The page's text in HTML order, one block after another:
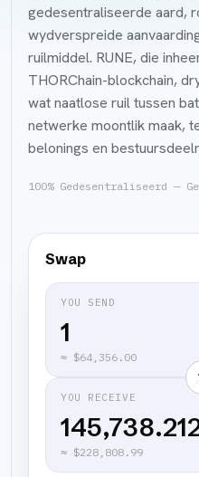
gedesentraliseerde aard,
wydverspreide
ruilmiddel. RUNE, die
THORChain-blockchain,
wat naatlose ruil tussen
netwerke moontlik maak,
belonings en
100% Gedesentraliseerd —
Swap
YOU SEND
≈ $64,356.00
YOU RECEIVE
≈ $228,808.99